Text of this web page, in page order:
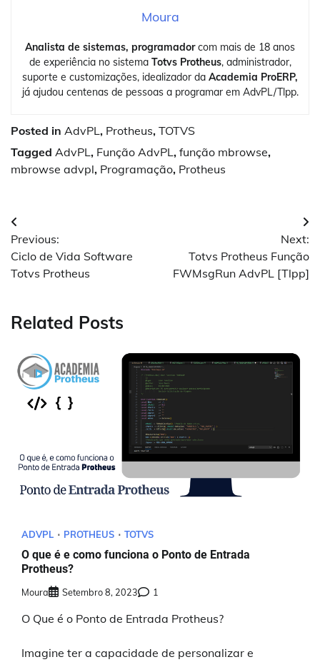
Moura
Analista de sistemas, programadorcom mais de 18 anos
de experiência no sistema Totvs Protheus, administrador,
suporte e customizações, idealizador da Academia ProERP,
já ajudou centenas de pessoas a programar em AdvPL/Tlpp.
Posted in AdvPL , Protheus, TOTVS
Tagged AdvPL , Função AdvPL , função mbrowse,
mbrowse advpl, Programação, Protheus
Navegação
de
Post
Previous:
Ciclo de Vida Software
Totvs Protheus
Next:
Totvs Protheus Função
FWMsgRun AdvPL [Tlpp]
Related Posts
ADVPL PROTHEUS TOTVS
O que é e como funciona o Ponto de Entrada
Protheus?
Moura Setembro 8, 2023 1
O Que é o Ponto de Entrada Protheus?
Imagine ter a capacidade de personalizar e